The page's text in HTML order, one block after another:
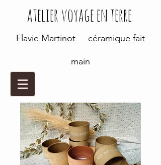
atelier voyage en terre
Flavie Martinot céramique fait
main